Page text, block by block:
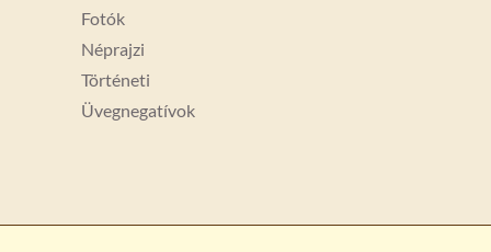
Fotók
Néprajzi
Történeti
Üvegnegatívok